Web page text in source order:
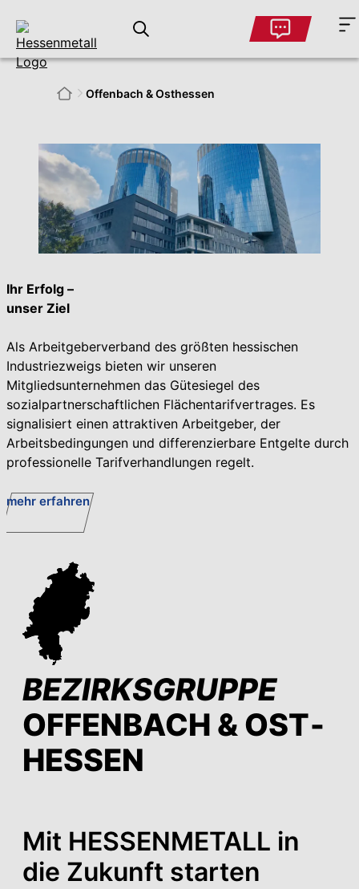
Ihr Erfolg –
unser Ziel
Als Arbeitgeberverband des größten hessischen
Industriezweigs bieten wir unseren
Mitgliedsunternehmen das Gütesiegel des
sozialpartnerschaftlichen Flächentarifvertrages. Es
signalisiert einen attraktiven Arbeitgeber, der
Arbeitsbedingungen und differenzierbare Entgelte durch
professionelle Tarifverhandlungen regelt.
mehr erfahren
BEZIRKSGRUPPE
OFFENBACH & OST­
HESSEN
Mit HESSENMETALL in
die Zukunft starten
Offenbach & Ost­hessen